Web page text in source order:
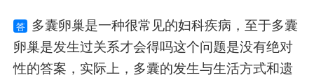
答
多囊卵巢是一种很常见的妇科疾病，至于多囊
卵巢是发生过关系才会得吗这个问题是没有绝对
性的答案，实际上，多囊的发生与生活方式和遗